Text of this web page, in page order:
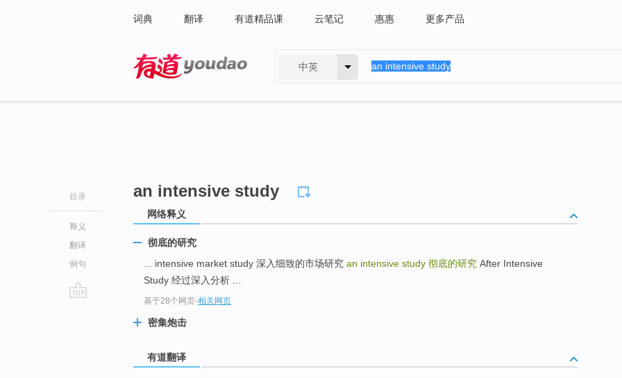
词典 翻译 有道精品课 云笔记 惠惠 更多产品
中英
目录
释义
翻译
例句
an intensive study
网络释义
彻底的研究
... intensive market study 深入细致的市场研究 an intensive study 彻底的研究 After Intensive
Study 经过深入分析 ...
基于28个网页-相关网页
密集炮击
有道翻译